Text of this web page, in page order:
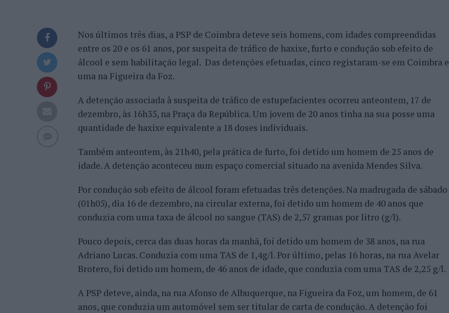
Nos últimos três dias, a PSP de Coimbra deteve seis homens, com idades compreendidas
entre os 20 e os 61 anos, por suspeita de tráfico de haxixe, furto e condução sob efeito de
álcool e sem habilitação legal. Das detenções efetuadas, cinco registaram-se em Coimbra e
uma na Figueira da Foz.
A detenção associada à suspeita de tráfico de estupefacientes ocorreu anteontem, 17 de
dezembro, às 16h35, na Praça da República. Um jovem de 20 anos tinha na sua posse uma
quantidade de haxixe equivalente a 18 doses individuais.
Também anteontem, às 21h40, pela prática de furto, foi detido um homem de 25 anos de
idade. A detenção aconteceu num espaço comercial situado na avenida Mendes Silva.
Por condução sob efeito de álcool foram efetuadas três detenções. Na madrugada de sábado
(01h05), dia 16 de dezembro, na circular externa, foi detido um homem de 40 anos que
conduzia com uma taxa de álcool no sangue (TAS) de 2,57 gramas por litro (g/l).
Pouco depois, cerca das duas horas da manhã, foi detido um homem de 38 anos, na rua
Adriano Lucas. Conduzia com uma TAS de 1,4g/l. Por último, pelas 16 horas, na rua Avelar
Brotero, foi detido um homem, de 46 anos de idade, que conduzia com uma TAS de 2,25 g/l.
A PSP deteve, ainda, na rua Afonso de Albuquerque, na Figueira da Foz, um homem, de 61
anos, que conduzia um automóvel sem ser titular de carta de condução. A detenção foi